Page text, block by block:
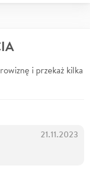
i przekaż kilka
21.11.2023